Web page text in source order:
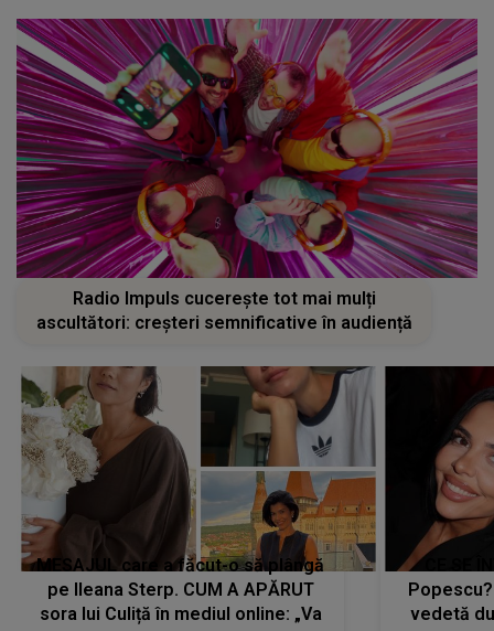
Radio Impuls cucerește tot mai mulți
ascultători: creșteri semnificative în audiență
MESAJUL care a făcut-o să plângă
pe Ileana Sterp. CUM A APĂRUT
sora lui Culiță în mediul online: „Va
vedetă